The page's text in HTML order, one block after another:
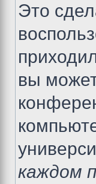
Это
вы
каждом